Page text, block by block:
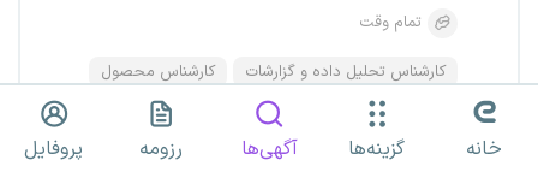
تمام وقت
کارشناس تحلیل داده و گزارشات
کارشناس محصول
خانه گزینه‌ها آگهی‌ها رزومه پروفایل